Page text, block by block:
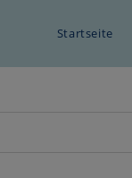
Startseite